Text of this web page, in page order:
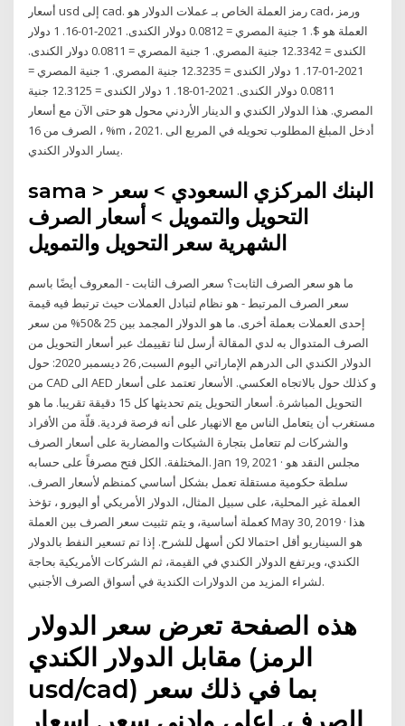
أسعار usd إلى cad. رمز العملة الخاص بـ عملات الدولار هو cad، ورمز
العملة هو $. 1 جنية المصري = 0.0812 دولار الكندى. 2021-01-16. 1 دولار
الكندى = 12.3342 جنية المصري. 1 جنية المصري = 0.0811 دولار الكندى.
2021-01-17. 1 دولار الكندى = 12.3235 جنية المصري. 1 جنية المصري =
0.0811 دولار الكندى. 2021-01-18. 1 دولار الكندى = 12.3125 جنية
المصري. هذا الدولار الكندي و الدينار الأردني محول هو حتى الآن مع أسعار
الصرف من 16 ، %m ، 2021. أدخل المبلغ المطلوب تحويله في المربع الى
يسار الدولار الكندي.
sama > البنك المركزي السعودي > سعر
التحويل والتمويل > أسعار الصرف
الشهرية سعر التحويل والتمويل
ما هو سعر الصرف الثابت؟ سعر الصرف الثابت - المعروف أيضًا باسم
سعر الصرف المرتبط - هو نظام لتبادل العملات حيث ترتبط فيه قيمة
إحدى العملات بعملة أخرى. ما هو الدولار المجمد بين 25 &50% من سعر
الصرف المتدوال به لدي المقالة أرسل لنا تقييمك عبر أسعار التحويل من
الدولار الكندي الى الدرهم الإماراتي اليوم السبت, 26 ديسمبر 2020: حول
من CAD الى AED و كذلك حول بالاتجاه العكسي. الأسعار تعتمد على أسعار
التحويل المباشرة. أسعار التحويل يتم تحديثها كل 15 دقيقة تقريبا. ما هو
مستغرب أن يتعامل الناس مع الانهيار على أنه فرصة فردية. قلّة من الأفراد
والشركات لم تتعامل بتجارة الشيكات والمضاربة على أسعار الصرف
المختلفة. الكل فتح مصرفاً على حسابه. Jan 19, 2021 · مجلس النقد هو
سلطة حكومية مستقلة تعمل بشكل أساسي كمنظم لأسعار الصرف.
العملة غير المحلية، على سبيل المثال، الدولار الأمريكي أو اليورو ، تؤخذ
كعملة أساسية، و يتم تثبيت سعر الصرف بين العملة May 30, 2019 · هذا
هو السيناريو أقل احتمالا لكن أسهل للشرح. إذا تم تسعير النفط بالدولار
الكندي، ويرتفع الدولار الكندي في القيمة، ثم الشركات الأمريكية بحاجة
لشراء المزيد من الدولارات الكندية في أسواق الصرف الأجنبي.
هذه الصفحة تعرض سعر الدولار
مقابل الدولار الكندي (الرمز
usd/cad) بما في ذلك سعر